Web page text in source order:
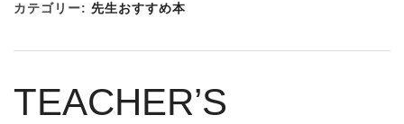
カテゴリー: 先生おすすめ本
TEACHER’S